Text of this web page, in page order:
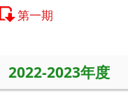
第一期
2022-2023年度